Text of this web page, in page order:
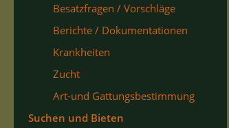
Besatzfragen / Vorschläge
Berichte / Dokumentationen
Krankheiten
Zucht
Art-und Gattungsbestimmung
Suchen und Bieten